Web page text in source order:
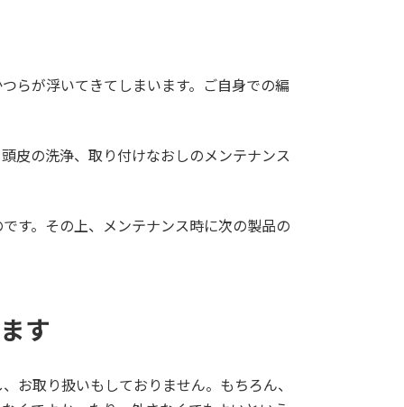
らが浮いてきてしまいます。ご自身での編
皮の洗浄、取り付けなおしのメンテナンス
す。その上、メンテナンス時に次の製品の
す
お取り扱いもしておりません。もちろん、